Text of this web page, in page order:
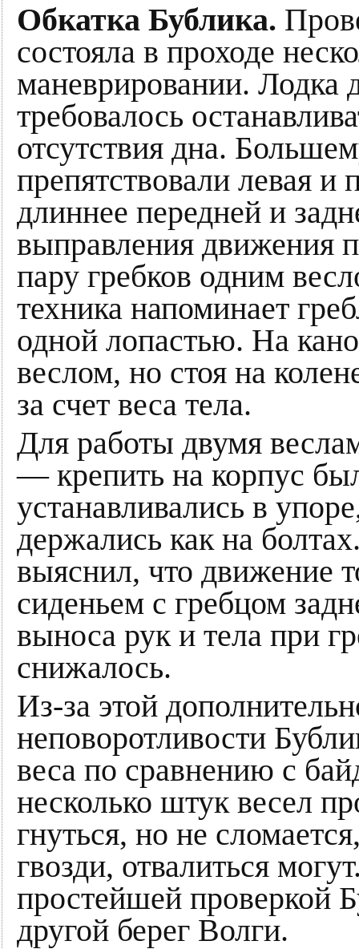
Обкатка Бублика.
состояла в проходе
маневрировании. Лодка
требовалось
отсутствия дна.
препятствовали левая
длиннее передней и
выправления движения
пару гребков одним
техника напоминает
одной лопастью. На
веслом, но стоя на
за счет веса тела.
Для работы двумя
— крепить на корпус
устанавливались в
держались как на
выяснил, что движение
сиденьем с гребцом
выноса рук и тела при
снижалось.
Из-за этой
неповоротливости
веса по сравнению с
несколько штук весел
гнуться, но не
гвозди, отвалиться
простейшей проверкой
другой берег Волги.